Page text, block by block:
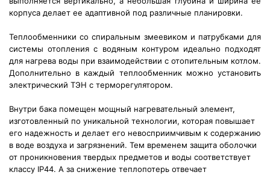
корпуса делает ее адаптивной под различные планировки.
Теплообменники со спиральным змеевиком и патрубками для
системы отопления с водяным контуром идеально подходят
для нагрева воды при взаимодействии с отопительным котлом.
Дополнительно в каждый теплообменник можно установить
электрический ТЭН с терморегулятором.
Внутри бака помещен мощный нагревательный элемент,
изготовленный по уникальной технологии, которая повышает
его надежность и делает его невосприимчивым к содержанию
в воде воздуха и загрязнений. Тем временем защита оболочки
от проникновения твердых предметов и воды соответствует
классу IP44. А за снижение теплопотерь отвечает